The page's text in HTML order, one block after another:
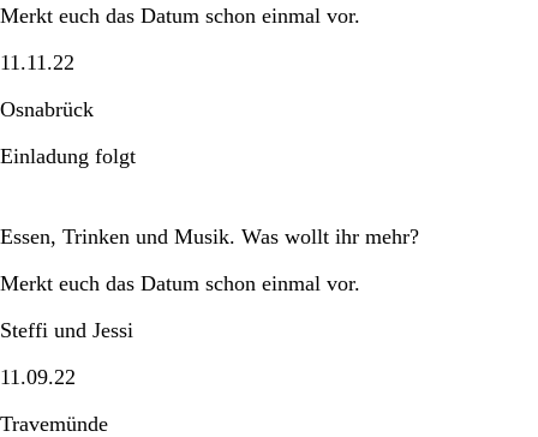
Merkt euch das Datum schon einmal vor.
11.11.22
Osnabrück
Einladung folgt
Essen, Trinken und Musik. Was wollt ihr mehr?
Merkt euch das Datum schon einmal vor.
Steffi und Jessi
11.09.22
Travemünde